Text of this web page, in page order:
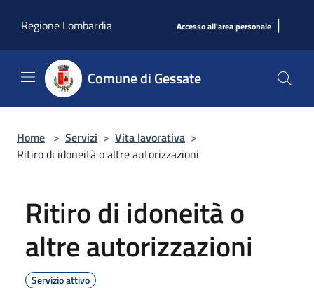
Regione Lombardia
Accesso all'area personale |
Comune di Gessate
Home > Servizi > Vita lavorativa >
Ritiro di idoneità o altre autorizzazioni
Ritiro di idoneità o
altre autorizzazioni
Servizio attivo